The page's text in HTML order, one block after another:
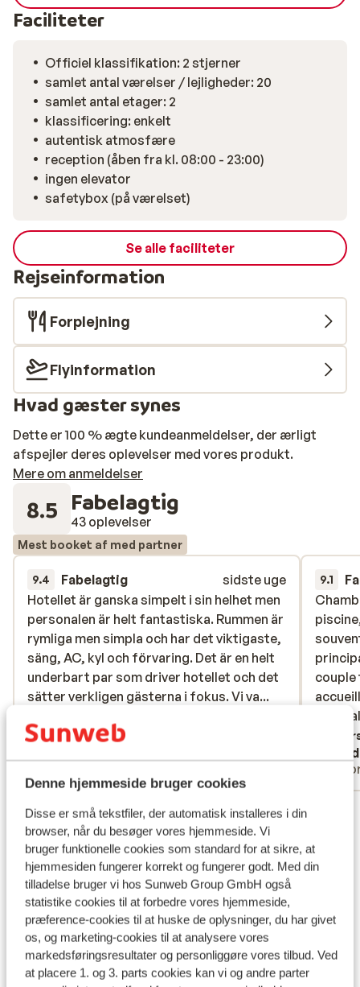
Denne hjemmeside bruger cookies
Disse er små tekstfiler, der automatisk installeres i din
browser, når du besøger vores hjemmeside. Vi
bruger funktionelle cookies som standard for at sikre, at
hjemmesiden fungerer korrekt og fungerer godt. Med din
tilladelse bruger vi hos Sunweb Group GmbH også
statistike cookies til at forbedre vores hjemmeside,
præference-cookies til at huske de oplysninger, du har givet
os, og marketing-cookies til at analysere vores
markedsføringsresultater og personliggøre vores tilbud. Ved
at placere 1. og 3. parts cookies kan vi og andre parter
Faciliteter
Officiel klassifikation: 2 stjerner
samlet antal værelser / lejligheder: 20
samlet antal etager: 2
klassificering: enkelt
autentisk atmosfære
reception (åben fra kl. 08:00 - 23:00)
ingen elevator
safetybox (på værelset)
Se alle faciliteter
Rejseinformation
Forplejning
Flyinformation
Hvad gæster synes
Dette er 100 % ægte kundeanmeldelser, der ærligt
afspejler deres oplevelser med vores produkt.
Mere om anmeldelser
8.5 Fabelagtig
43 oplevelser
Mest booket af med partner
9.4 Fabelagtig
sidste uge
Hotellet är ganska simpelt i sin helhet men
personalen är helt fantastiska. Rummen är
rymliga men simpla och har det viktigaste,
säng, AC, kyl och förvaring. Det är en helt
underbart par som driver hotellet och det
sätter verkligen gästerna i fokus. Vi var
skogsbränder i närområdet. Tack vare
hotellet ta sig därifrån säkert. Aldrig
träffat ett par som är så måna om
gästernas välbefinnande. Nästa gång vi
åker till Agia Galini kommer vi att välja
samma hotell. Hotellet ligger i ett bra läge,
det är nära ner till stranden och till
centrum.
Hotellet är ganska simpelt i sin helhet men
personalen är helt fantastiska. Rummen är
rymliga men simpla och har det viktigaste,
säng, AC, kyl och förvaring. Det är en helt
underbart par som driver hotellet och det
sätter verkligen gästerna i fokus. Vi va...
Oversæt til dansk (DA)
9.1
couple
très
couple
très
Se alle 43 anmeldelser
Lokation
Se på kort